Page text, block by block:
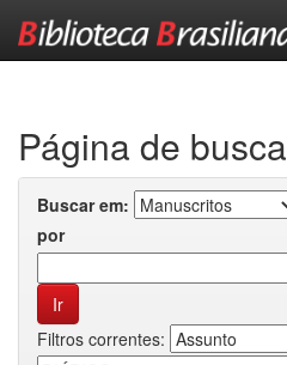
Página de busca
Buscar em:
por
Filtros correntes: